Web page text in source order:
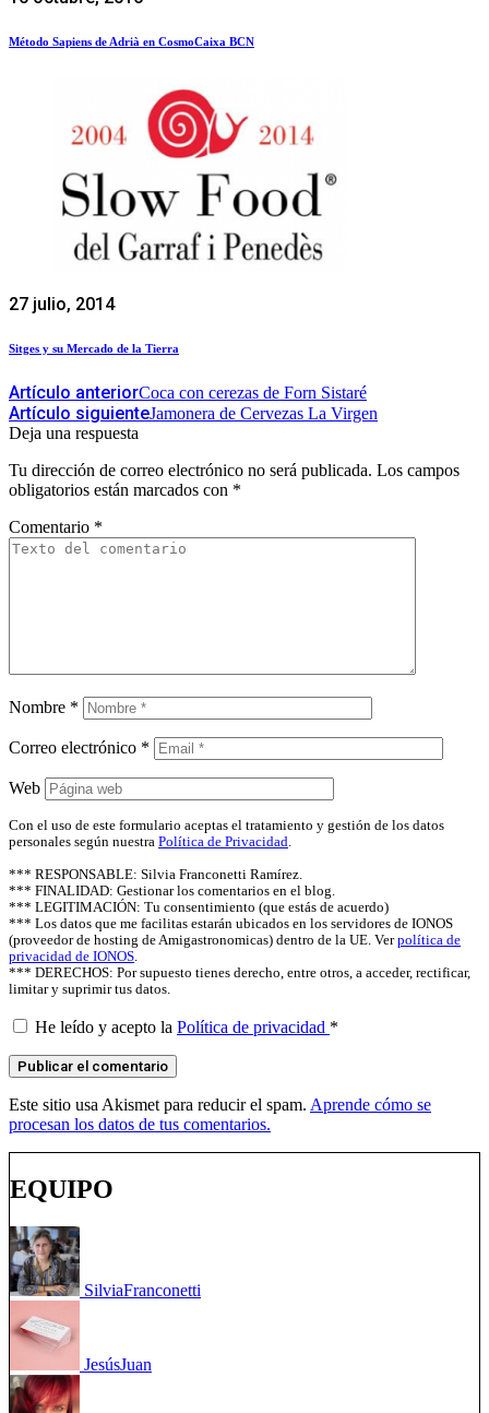
Método Sapiens de Adrià en CosmoCaixa BCN
27 julio, 2014
Sitges y su Mercado de la Tierra
Artículo anteriorCoca con cerezas de Forn Sistaré
Artículo siguienteJamonera de Cervezas La Virgen
Deja una respuesta
Tu dirección de correo electrónico no será publicada. Los campos
obligatorios están marcados con *
Comentario *
Nombre *
Correo electrónico *
Web
Con el uso de este formulario aceptas el tratamiento y gestión de los datos
personales según nuestra Política de Privacidad.
*** RESPONSABLE: Silvia Franconetti Ramírez.
*** FINALIDAD: Gestionar los comentarios en el blog.
*** LEGITIMACIÓN: Tu consentimiento (que estás de acuerdo)
*** Los datos que me facilitas estarán ubicados en los servidores de IONOS
(proveedor de hosting de Amigastronomicas) dentro de la UE. Verpolítica de
privacidad de IONOS.
*** DERECHOS: Por supuesto tienes derecho, entre otros, a acceder, rectificar,
limitar y suprimir tus datos.
He leído y acepto la Política de privacidad *
Este sitio usa Akismet para reducir el spam. Aprende cómo se
procesan los datos de tus comentarios.
EQUIPO
SilviaFranconetti
JesúsJuan